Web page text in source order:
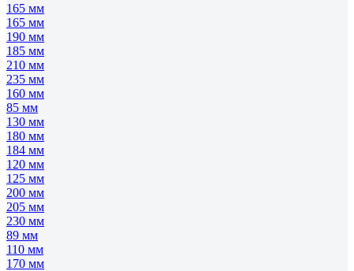
165 мм
165 мм
190 мм
185 мм
210 мм
235 мм
160 мм
85 мм
130 мм
180 мм
184 мм
120 мм
125 мм
200 мм
205 мм
230 мм
89 мм
110 мм
170 мм